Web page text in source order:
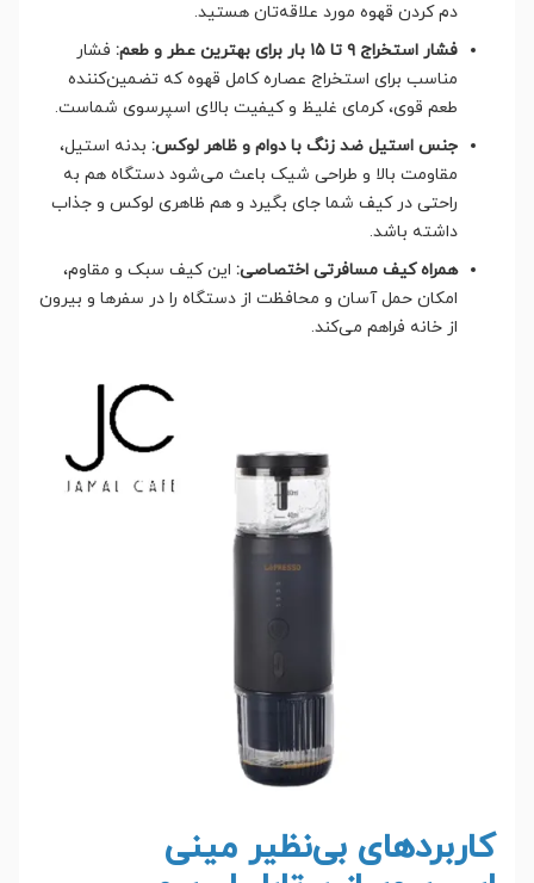
دم کردن قهوه مورد علاقه‌تان هستید.
فشار استخراج ۹ تا ۱۵ بار برای بهترین عطر و طعم:
فشار
مناسب برای استخراج عصاره کامل قهوه که تضمین‌کننده
طعم قوی، کرمای غلیظ و کیفیت بالای اسپرسوی شماست.
جنس استیل ضد زنگ با دوام و ظاهر لوکس: بدنه استیل،
مقاومت بالا و طراحی شیک باعث می‌شود دستگاه هم به
راحتی در کیف شما جای بگیرد و هم ظاهری لوکس و جذاب
داشته باشد.
همراه کیف مسافرتی اختصاصی: این کیف سبک و مقاوم،
امکان حمل آسان و محافظت از دستگاه را در سفرها و بیرون
از خانه فراهم می‌کند.
کاربردهای بی‌نظیر مینی